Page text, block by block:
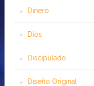
Dinero
Dios
Discipulado
Diseño Original